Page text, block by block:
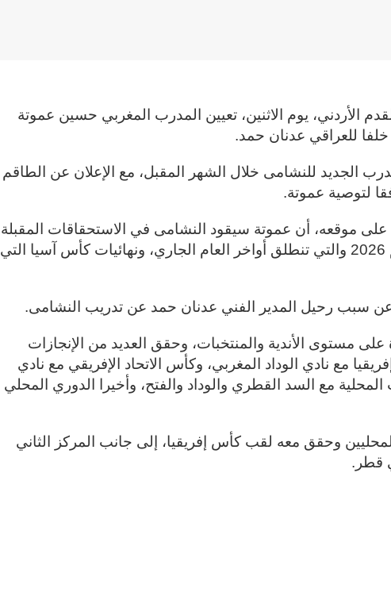
الأردني، يوم الاثنين، تعيين المدرب المغربي حسين عموتة
للعراقي عدنان حمد.
الجديد للنشامى خلال الشهر المقبل، مع الإعلان عن الطاقم
لتوصية عموتة.
على موقعه، أن عموتة سيقود النشامى في الاستحقاقات المقبلة
وفي مقدمتها تصفيات كأس العالم 2026 والتي تنطلق أواخر العام الجاري، ونهائيات كأس آسيا التي
عن سبب رحيل المدير الفني عدنان حمد عن تدريب النشامى.
على مستوى الأندية والمنتخبات، وحقق العديد من الإنجازات
مع نادي الوداد المغربي، وكأس الاتحاد الإفريقي مع نادي
المحلية مع السد القطري والوداد والفتح، وأخيرا الدوري المحلي
وحقق معه لقب كأس إفريقيا، إلى جانب المركز الثاني
قطر .